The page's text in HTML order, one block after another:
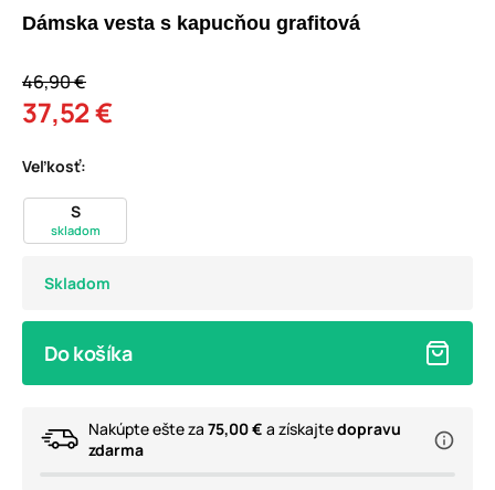
Dámska vesta s kapucňou grafitová
46,90 €
37,52 €
Veľkosť:
S
skladom
Skladom
Do košíka
Nakúpte ešte za 75,00 € a získajtedopravu
zdarma